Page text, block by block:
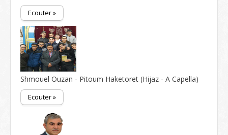
Ecouter »
Shmouel Ouzan - Pitoum Haketoret (Hijaz - A Capella)
Ecouter »